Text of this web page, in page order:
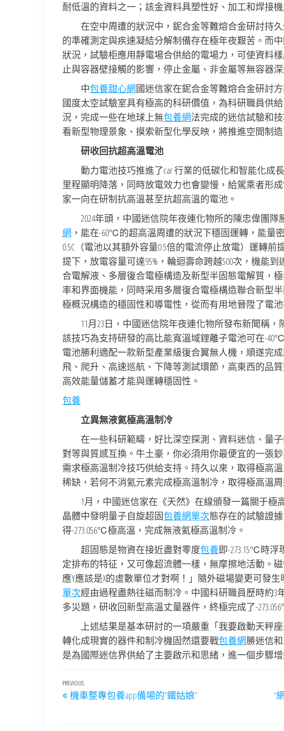
耐低溫的資料之一；該金資料具塑性好、加工和焊接
在空中周遭的狀況中，鈮合金等難熔合金研討持
的準確測定與疾速凝結分解制備存在極年夜艱苦。而
狀況，試驗柜應用靜電場合供給的電場力，可使資料
止與容器壁接觸的影響，停止金屬、非金屬等無容器
中包養甜心網國迷信家在鈮合金等難熔合金研討
國度太空試驗室具有極高的科研價值，為科研職員供
況，完成一些在地球上無包養網法完成的迷信試驗和
看新型物理景象、摸索新型化學反映，將推進空間制
研收回抗超高溫電池
動力電池技巧推進了car 行業的低碳化和智能化
里程顯明降落，同時放電效力也會變慢，給駕乘者形成
家一向在研制抗高溫甚至抗超高溫的電池。
2024年頭，中國迷信院年夜連化物所的陳忠偉團
網 ，能在-60℃的超高溫周遭的狀況下穩固運轉，能量
0.5C（電池以其額外容量0.5倍的電流停止放電）運轉前
提下，放電容量可達95%，輪迴壽命跨越500次，機能到
合電解液、多層復合電極構造及新型半固態電解質，
率和界面機能，同時采用多層復合電極構造聯合新型
極概況構造的穩固性和導電性，從而有用地晉陞了電
11月23日，中國迷信院年夜連化物所發布新聞稱
該技巧為支持研發的高比能寬溫域鋰離子電池可在-
電池勝利適配一款新型產業級復合翼無人機，順遂完
飛、爬升、高速巡航、下降等測試環節，高東西的品
高效能量儲蓄才能與運轉穩固性。
包養
立異無液氦極高溫制冷
在一些科研範疇，好比深空探測、資料迷信、量
對等與質感互換。牛土豪，你必須用你最便宜的一張
需求極高溫制冷技巧供給支持。持久以來，取得極高
稀缺，若何不消氦元素完成極高溫制冷，取得極高溫
1月，中國迷信家在《天然》在線頒發一篇關于
晶體中發明量子自旋超固包養網單次態存在的試驗證據
得-273.056℃極高溫，完成無液氦極高溫制冷。
超固態是物資在接近盡對零度包養即-273.15℃時
定排布的特征，又可像超流體一樣，無摩擦地活動。
應Y應該是X的虛數單位才對啊！」隨外磁場變更可發
單次經由過程盡熱往磁而制冷。中國科研職員歷時約
多災題，研收回新型高溫丈量器件，終極完成了-
上述結果是基本研討的一項嚴重「我要啟動天秤
轉化成現實的器件和制冷機固然還要戰包養網勝迷信
是為國際迷信界供給了主要啟示和思緒，進一個步驟
文
章
Previous
Post
PREVIOUS
機車整專包養app備場的“鐵姑娘”
“